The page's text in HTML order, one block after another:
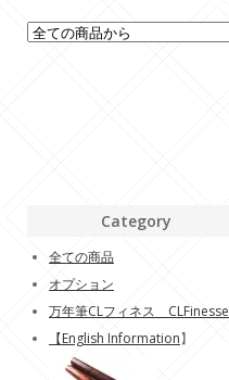
Category
全ての商品
オプション
万年筆CLフィネス CLFinesse
【English Information】